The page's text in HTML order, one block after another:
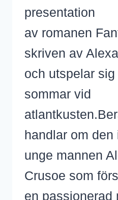
presentation
av romanen
skriven av
och utspelar
sommar vid
handlar om
unge mannen
Crusoe som
en passionerad